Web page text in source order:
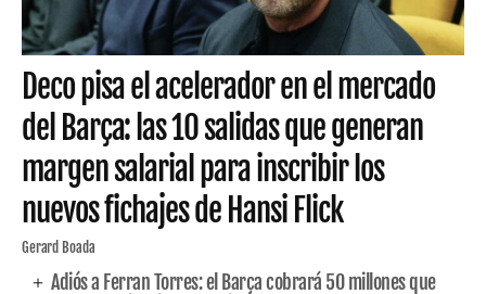
Deco pisa el acelerador en el mercado
del Barça: las 10 salidas que generan
margen salarial para inscribir los
nuevos fichajes de Hansi Flick
Gerard Boada
Adiós a Ferran Torres: el Barça cobrará 50 millones que